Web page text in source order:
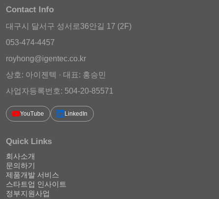
Contact Info
대구시 달서구 성서로36안길 17 (2F)
053-474-4457
royhong@igentec.co.kr
상호: 아이젠텍 · 대표: 홍승민
사업자등록번호: 504-20-85571
YouTube LinkedIn
Quick Links
회사소개
문의하기
제품개발 서비스
스타트업 인사이트
정부지원사업